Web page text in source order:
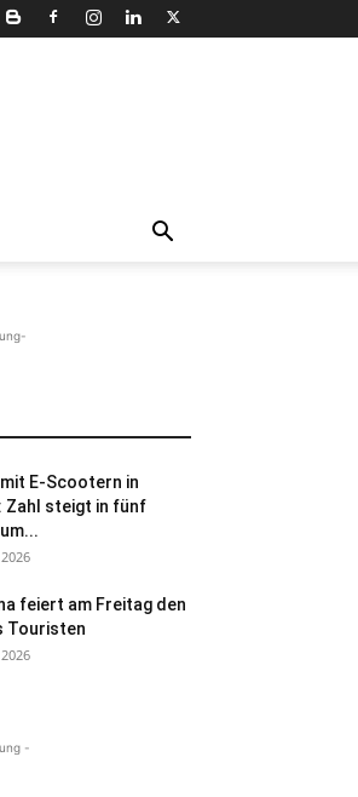
E-Scootern in
Zahl steigt in fünf
feiert am Freitag den
Touristen
-